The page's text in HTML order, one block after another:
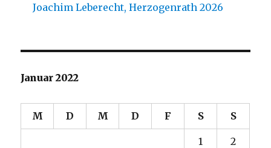
Joachim Leberecht, Herzogenrath 2026
Januar 2022
M D M D F S S
1 2